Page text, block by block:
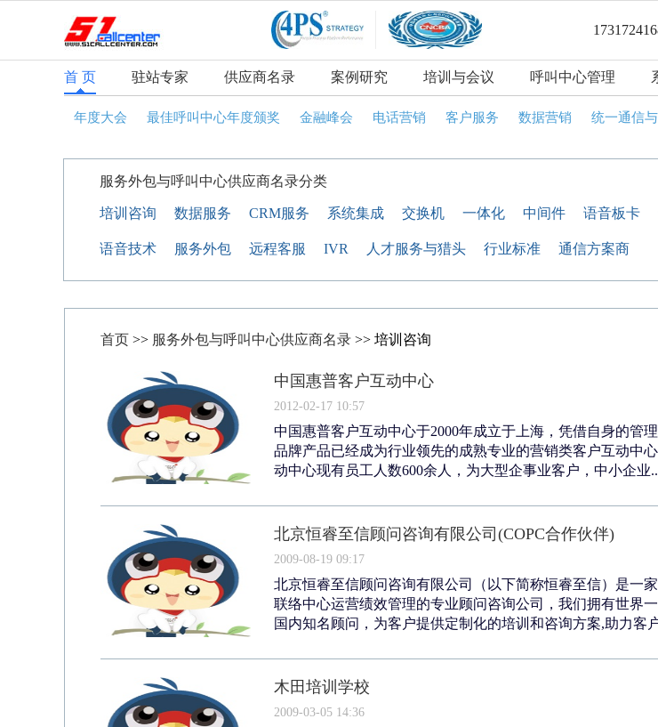
首 页 驻站专家 供应商名录 案例研究 培训与会议 呼叫中心管理
年度大会 最佳呼叫中心年度颁奖 金融峰会 电话营销 客户服务 数据营销 统一通信
服务外包与呼叫中心供应商名录分类
培训咨询 数据服务 CRM服务 系统集成 交换机 一体化 中间件 语音板卡
语音技术 服务外包 远程客服 IVR 人才服务与猎头 行业标准 通信方案商
首页 >> 服务外包与呼叫中心供应商名录 >> 培训咨询
中国惠普客户互动中心
2012-02-17 10:57
中国惠普客户互动中心于2000年成立于上海，凭借自身的管
品牌产品已经成为行业领先的成熟专业的营销类客户互动中
动中心现有员工人数600余人，为大型企事业客户，中小企业
北京恒睿至信顾问咨询有限公司(COPC合作伙伴)
2009-08-19 09:17
北京恒睿至信顾问咨询有限公司（以下简称恒睿至信）是一
联络中心运营绩效管理的专业顾问咨询公司，我们拥有世界
国内知名顾问，为客户提供定制化的培训和咨询方案,助力客
木田培训学校
2009-03-05 14:36